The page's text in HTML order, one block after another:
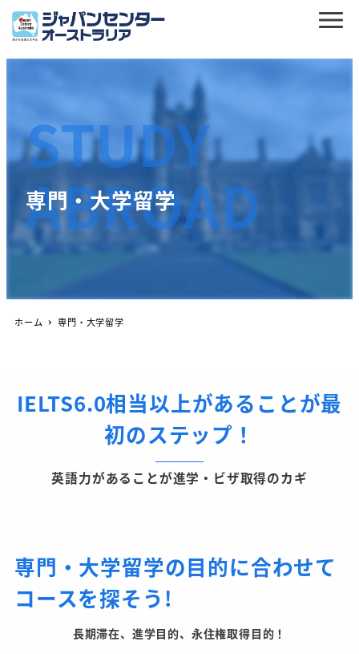
専門・大学留学
STUDY
ABROAD
ホーム 専門・大学留学
IELTS6.0相当以上があることが最
初のステップ ！
英語力があることが進学・ビザ取得のカギ
専門・大学留学の目的に合わせて
コースを探そう!
長期滞在、進学目的、永住権取得目的！